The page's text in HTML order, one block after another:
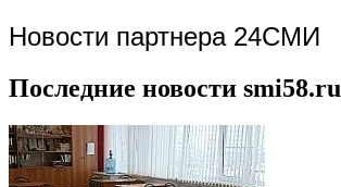
Новости партнера 24СМИ
Последние новости smi58.ru